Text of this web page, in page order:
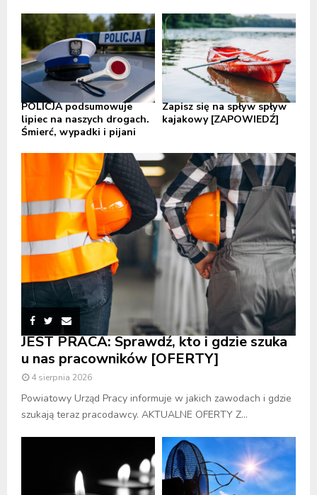
POLICJA podsumowuje
lipiec na naszych drogach.
Śmierć, wypadki i pijani
Zapisz się na spływ spływ
kajakowy [ZAPOWIEDŹ]
JEST PRACA: Sprawdź, kto i gdzie szuka
u nas pracowników [OFERTY]
4 sierpnia 2026
Powiatowy Urząd Pracy informuje w jakich zawodach i gdzie
szukają teraz pracodawcy. AKTUALNE OFERTY Z...